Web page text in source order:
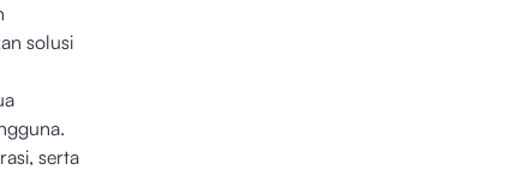
solusi
serta